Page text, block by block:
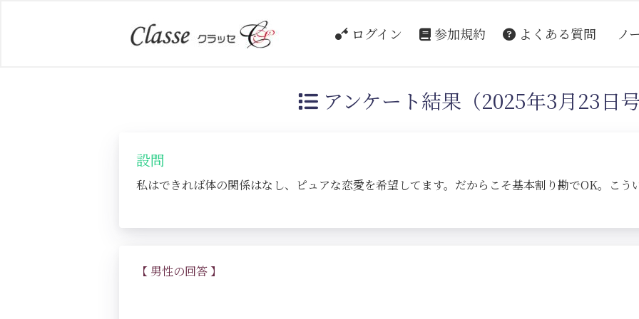
ログイン 参加規約 よくある質問 ノ
アンケート結果（2025年3月23日
設問
私はできれば体の関係はなし、ピュアな恋愛を希望してます。だからこそ基本割り勘でOK。こう
【 男性の回答 】